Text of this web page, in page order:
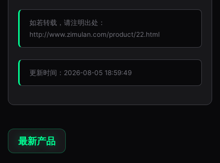
如若转载，请注明出处：
http://www.zimulan.com/product/22.html
更新时间：2026-08-05 18:59:49
最新产品